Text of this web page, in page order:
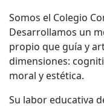
Somos el Colegio
Desarrollamos un
propio que guía y
dimensiones:
moral y estética.
Su labor educativa